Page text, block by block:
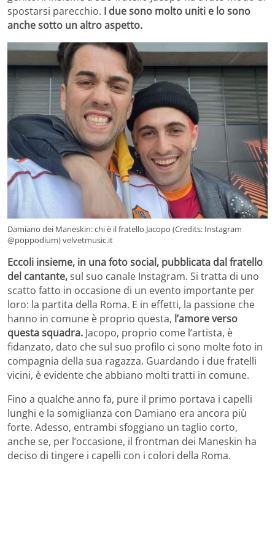
spostarsi parecchio. I due sono molto uniti e lo sono
anche sotto un altro aspetto.
Damiano dei Maneskin: chi è il fratello Jacopo (Credits: Instagram
@poppodium) velvetmusic.it
Eccoli insieme, in una foto social, pubblicata dal fratello
del cantante,sul suo canale Instagram. Si tratta di uno
scatto fatto in occasione di un evento importante per
loro: la partita della Roma. E in effetti, la passione che
hanno in comune è proprio questa, l’amore verso
questa squadra. Jacopo, proprio come l’artista, è
fidanzato, dato che sul suo profilo ci sono molte foto in
compagnia della sua ragazza. Guardando i due fratelli
vicini, è evidente che abbiano molti tratti in comune.
Fino a qualche anno fa, pure il primo portava i capelli
lunghi e la somiglianza con Damiano era ancora più
forte. Adesso, entrambi sfoggiano un taglio corto,
anche se, per l’occasione, il frontman dei Maneskin ha
deciso di tingere i capelli con i colori della Roma.